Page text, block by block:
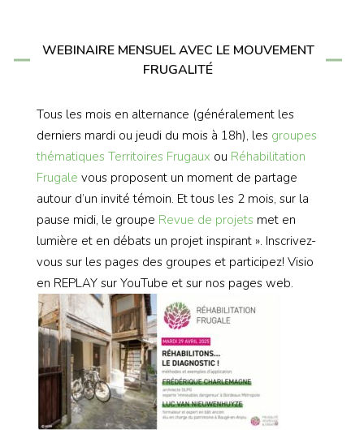
WEBINAIRE MENSUEL AVEC LE MOUVEMENT
FRUGALITÉ
Tous les mois en alternance (généralement les
derniers mardi ou jeudi du mois à 18h), les groupes
thématiques Territoires Frugaux ou Réhabilitation
Frugale vous proposent un moment de partage
autour d’un invité témoin. Et tous les 2 mois, sur la
pause midi, le groupe Revue de projets met en
lumière et en débats un projet inspirant ». Inscrivez-
vous sur les pages des groupes et participez! Visio
en REPLAY sur YouTube et sur nos pages web.